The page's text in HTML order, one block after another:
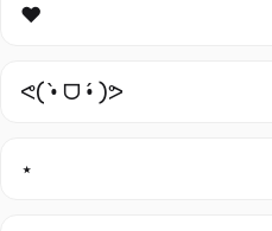
♥︎
ᕙ( •̀ ᗜ •́ )ᕗ
⋆